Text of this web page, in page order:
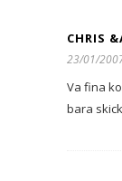
CHRIS
23/01/
Va fina
bara